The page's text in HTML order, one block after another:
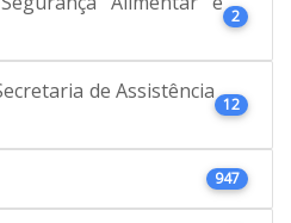
2
de Assistência
12
947